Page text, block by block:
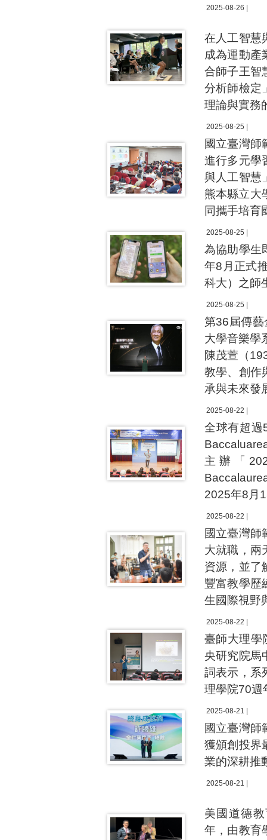
2025-08-26 |
在人工智慧
成為運動產
合師子王智
分析師檢定
理論與實務
2025-08-25 |
國立臺灣師
進行多元學
與人工智慧
熊本縣立大
同攜手培育
2025-08-25 |
為協助學生
年8月正式
科大）之師
2025-08-25 |
第36屆傳
大學音樂學
陳茂萱（
教學、創作
承與未來發
2025-08-22 |
全球有超過
主辦「
2025年8月
2025-08-22 |
國立臺灣師
大就職，兩
資源，並了
豐富教學歷
生國際視野
2025-08-22 |
臺師大理學
央研究院馬
詞表示，系
理學院70週
2025-08-21 |
國立臺灣師
獲頒創投界
業的深耕推
2025-08-21 |
美國道德
年，由教育